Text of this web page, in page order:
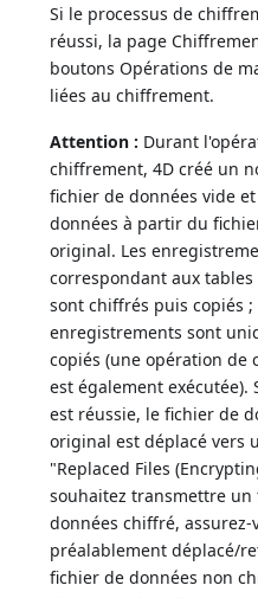
Si le processus de
réussi, la page
boutons Opérations de
liées au chiffrement.
Attention : Durant
chiffrement, 4D créé un
fichier de données vide
données à partir du
original. Les
correspondant aux
sont chiffrés puis copiés ;
enregistrements sont
copiés (une opération de
est également exécutée).
est réussie, le fichier de
original est déplacé vers
"Replaced Files
souhaitez transmettre un
données chiffré, assurez-
préalablement déplacé/
fichier de données non